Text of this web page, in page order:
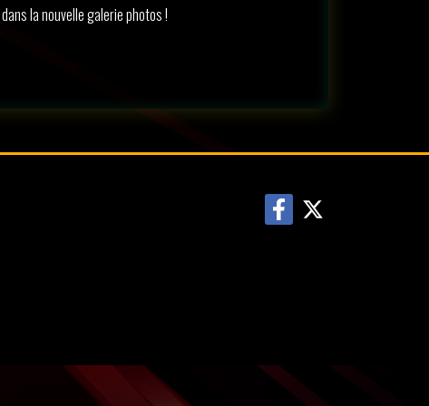
dans la nouvelle galerie photos !